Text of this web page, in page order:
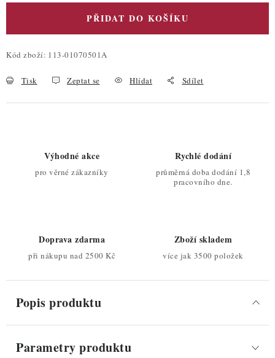
PŘIDAT DO KOŠÍKU
Kód zboží: 113-01070501A
Tisk Zeptat se Hlídat Sdílet
Výhodné akce
pro věrné zákazníky
Rychlé dodání
průměrná doba dodání 1,8
pracovního dne.
Doprava zdarma
při nákupu nad 2500 Kč
Zboží skladem
více jak 3500 položek
Popis produktu
Parametry produktu